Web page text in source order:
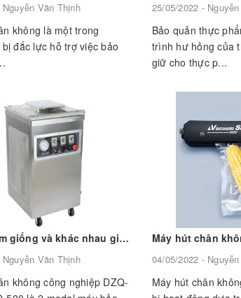
Văn Thịnh
không là một trong
đắc lực hỗ trợ việc bảo
25/05/2022 -
Bảo quản thực
trình hư hỏng của
giữ cho thực p...
Những điểm giống và khác nhau giữa 2 sản phẩm máy hút chân không công nghiệp DZQ-400 và DZQ-500 đang hot nhất hiên nay.
Văn Thịnh
không công nghiệp DZQ-
04/05/2022 -
Máy hút chân